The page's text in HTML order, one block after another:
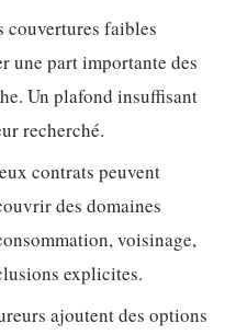
couvertures faibles
une part importante des
Un plafond insuffisant
recherché.
contrats peuvent
des domaines
voisinage,
explicites.
ajoutent des options